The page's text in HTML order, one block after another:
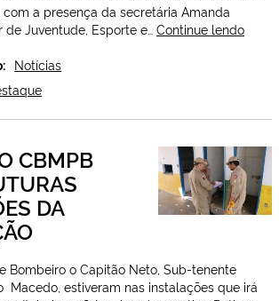
a presença da secretária Amanda
Juventude, Esporte e… Continue lendo
do
Notícias
CBMPB
DA
Bombeiro o Capitão Neto, Sub-tenente
Macedo, estiveram nas instalações que irá